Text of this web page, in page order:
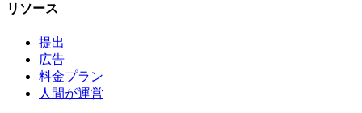
リソース
提出
広告
料金プラン
人間が運営